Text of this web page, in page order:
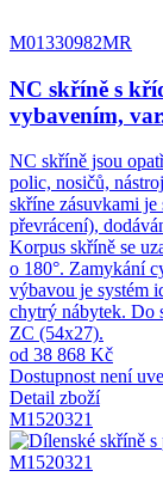
M01330982MR
NC skříně s
vybavením,
NC skříně jsou
polic, nosičů,
skříne zásuvkami je
převrácení),
Korpus skříně se
o 180°. Zamykání
výbavou je systém
chytrý nábytek. Do
ZC (54x27).
od 38 868 Kč
Dostupnost není
Detail zboží
M1520321
M1520321